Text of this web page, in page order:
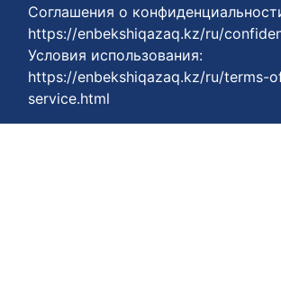
Соглашения о
https://enbekshiqazaq.kz/ru/
Условия использования:
https://enbekshiqazaq.kz/ru/terms-
service.html